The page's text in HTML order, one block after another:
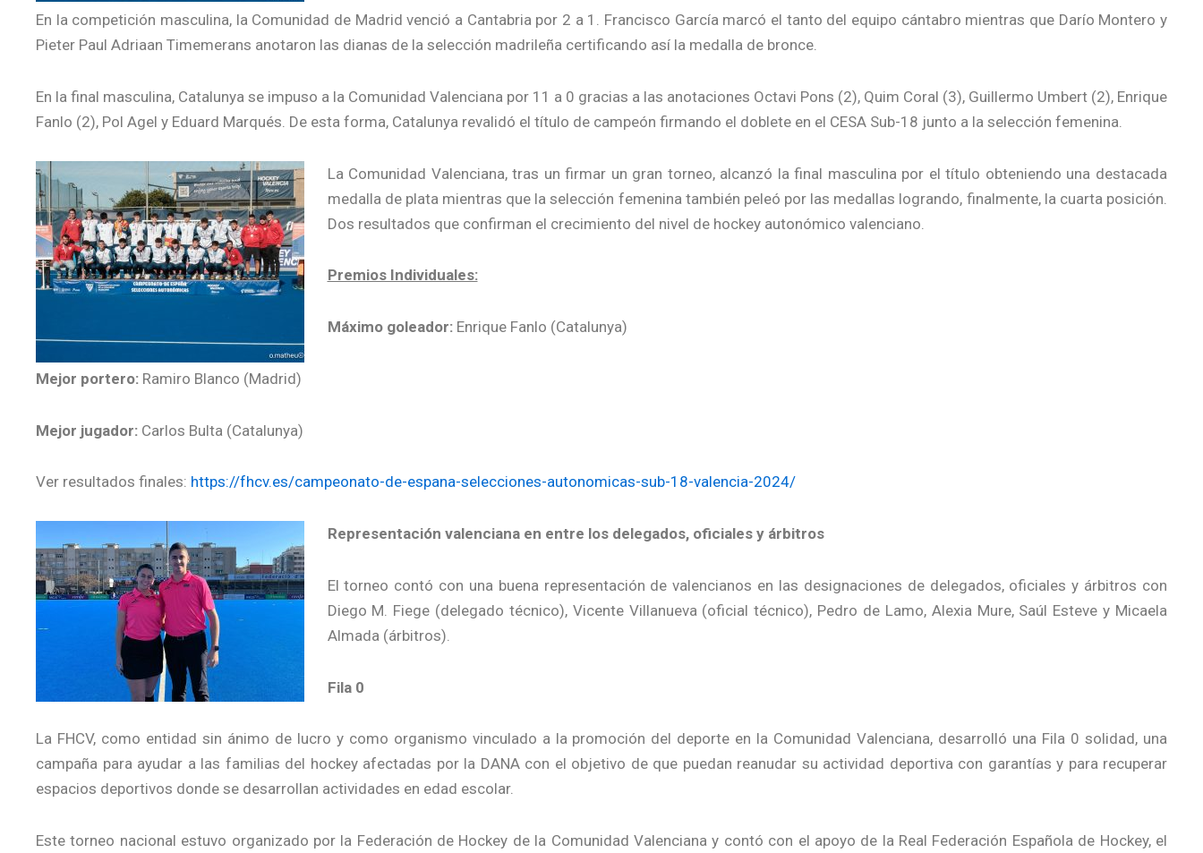
En la competición masculina, la Comunidad de Madrid venció a Cantabria por 2 a 1. Francisco García marcó el tanto del equipo cántabro mientras que Darío Montero y
Pieter Paul Adriaan Timemerans anotaron las dianas de la selección madrileña certificando así la medalla de bronce.
En la final masculina, Catalunya se impuso a la Comunidad Valenciana por 11 a 0 gracias a las anotaciones Octavi Pons (2), Quim Coral (3), Guillermo Umbert (2), Enrique
Fanlo (2), Pol Agel y Eduard Marqués. De esta forma, Catalunya revalidó el título de campeón firmando el doblete en el CESA Sub-18 junto a la selección femenina.
La Comunidad Valenciana, tras un firmar un gran torneo, alcanzó la final masculina por el título obteniendo una destacada
medalla de plata mientras que la selección femenina también peleó por las medallas logrando, finalmente, la cuarta posición.
Dos resultados que confirman el crecimiento del nivel de hockey autonómico valenciano.
Premios Individuales:
Máximo goleador:Enrique Fanlo (Catalunya)
Mejor portero: Ramiro Blanco (Madrid)
Mejor jugador: Carlos Bulta (Catalunya)
Ver resultados finales: https://fhcv.es/campeonato-de-espana-selecciones-autonomicas-sub-18-valencia-2024/
Representación valenciana en entre los delegados, oficiales y árbitros
El torneo contó con una buena representación de valencianos en las designaciones de delegados, oficiales y árbitros con
Diego M. Fiege (delegado técnico), Vicente Villanueva (oficial técnico), Pedro de Lamo, Alexia Mure, Saúl Esteve y Micaela
Almada (árbitros).
Fila 0
La FHCV, como entidad sin ánimo de lucro y como organismo vinculado a la promoción del deporte en la Comunidad Valenciana, desarrolló una Fila 0 solidad, una
campaña para ayudar a las familias del hockey afectadas por la DANA con el objetivo de que puedan reanudar su actividad deportiva con garantías y para recuperar
espacios deportivos donde se desarrollan actividades en edad escolar.
Este torneo nacional estuvo organizado por la Federación de Hockey de la Comunidad Valenciana y contó con el apoyo de la Real Federación Española de Hockey, el